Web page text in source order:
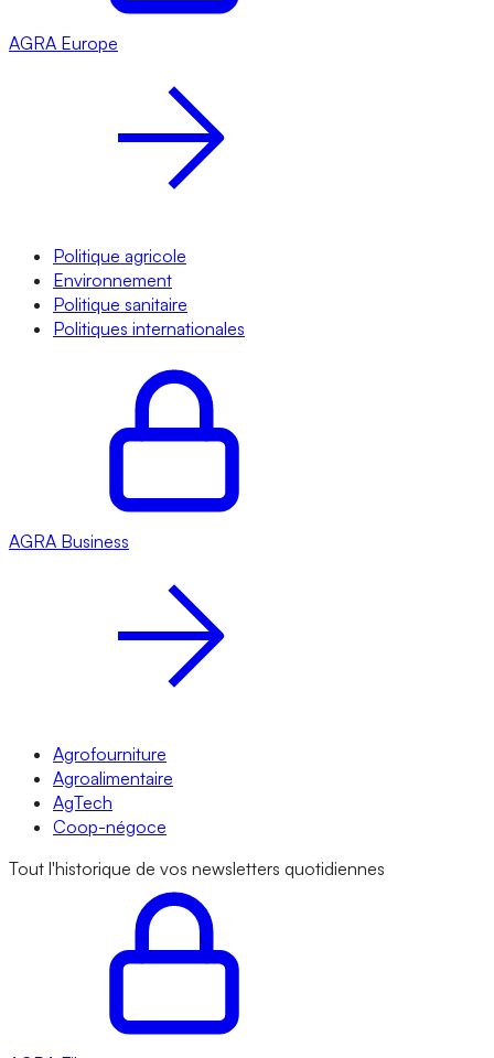
AGRA Europe
Politique agricole
Environnement
Politique sanitaire
Politiques internationales
AGRA Business
Agrofourniture
Agroalimentaire
AgTech
Coop-négoce
Tout l'historique de vos newsletters quotidiennes